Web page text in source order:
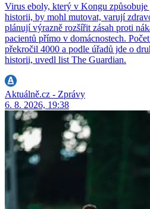
Virus eboly, který v Kongu
historii, by mohl mutovat, varují
plánují výrazně rozšířit zásah proti
pacientů přímo v domácnostech.
překročil 4000 a podle úřadů jde o
historii, uvedl list The Guardian.
Aktuálně.cz - Zprávy
6. 8. 2026, 19:38